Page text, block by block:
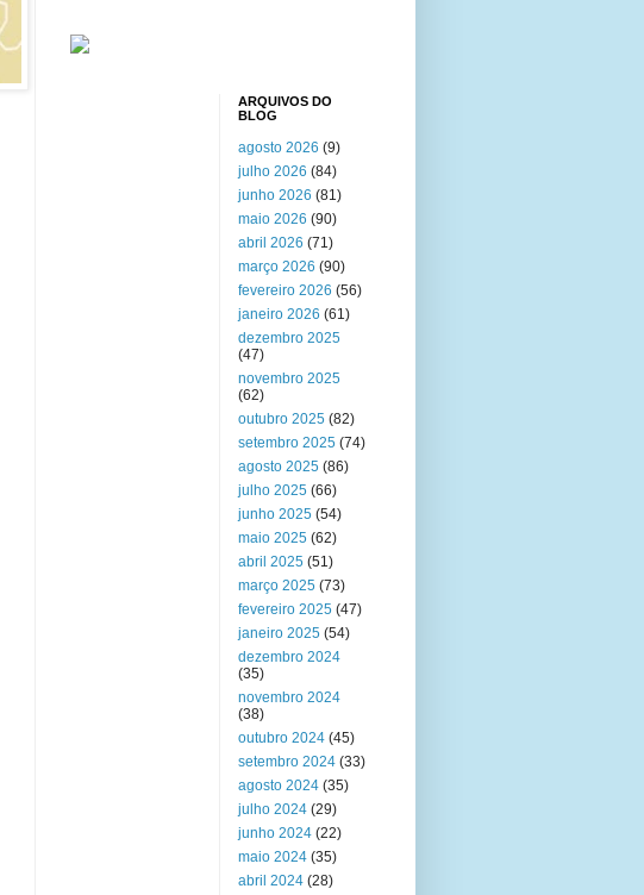
ARQUIVOS DO
BLOG
agosto 2026 (9)
julho 2026 (84)
junho 2026 (81)
maio 2026 (90)
abril 2026 (71)
março 2026 (90)
fevereiro 2026 (56)
janeiro 2026 (61)
dezembro 2025
(47)
novembro 2025
(62)
outubro 2025 (82)
setembro 2025 (74)
agosto 2025 (86)
julho 2025 (66)
junho 2025 (54)
maio 2025 (62)
abril 2025 (51)
março 2025 (73)
fevereiro 2025 (47)
janeiro 2025 (54)
dezembro 2024
(35)
novembro 2024
(38)
outubro 2024 (45)
setembro 2024 (33)
agosto 2024 (35)
julho 2024 (29)
junho 2024 (22)
maio 2024 (35)
abril 2024 (28)